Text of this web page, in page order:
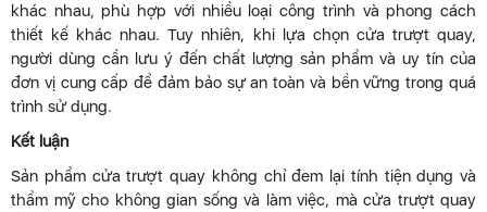
khác nhau, phù hợp với nhiều loại công trình và phong cách
thiết kế khác nhau. Tuy nhiên, khi lựa chọn cửa trượt quay,
người dùng cần lưu ý đến chất lượng sản phẩm và uy tín của
đơn vị cung cấp để đảm bảo sự an toàn và bền vững trong quá
trình sử dụng.
Kết luận
Sản phẩm cửa trượt quay không chỉ đem lại tính tiện dụng và
thẩm mỹ cho không gian sống và làm việc, mà cửa trượt quay